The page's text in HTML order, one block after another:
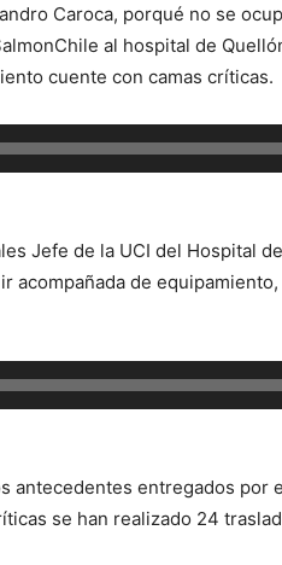
Caroca, porqué no se
al hospital de
cuente con camas críticas.
Jefe de la UCI del Hospital
acompañada de
antecedentes entregados por
se han realizado 24